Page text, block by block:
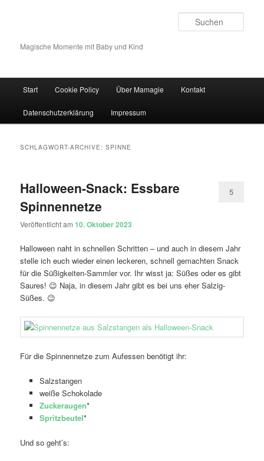
Magische Momente mit Baby und Kind
Zum Inhalt wechseln
Zum sekundären Inhalt wechseln
Start Cookie Policy Über Mamagie Kontakt
Datenschutzerklärung Impressum
SCHLAGWORT-ARCHIVE:SPINNE
Halloween-Snack: Essbare
Spinnennetze
Veröffentlicht am10. Oktober 2023
5
Halloween naht in schnellen Schritten – und auch in diesem Jahr
stelle ich euch wieder einen leckeren, schnell gemachten Snack
für die Süßigkeiten-Sammler vor. Ihr wisst ja: Süßes oder es gibt
Saures! 😉 Naja, in diesem Jahr gibt es bei uns eher Salzig-
Süßes. 😉
Für die Spinnennetze zum Aufessen benötigt ihr:
Salzstangen
weiße Schokolade
Zuckeraugen*
Spritzbeutel*
Und so geht’s: